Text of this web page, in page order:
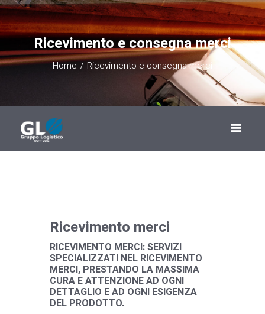
Ricevimento e consegna merci
Home Ricevimento e consegna merci
Ricevimento merci
RICEVIMENTO MERCI: SERVIZI
SPECIALIZZATI NEL RICEVIMENTO
MERCI, PRESTANDO LA MASSIMA
CURA E ATTENZIONE AD OGNI
DETTAGLIO E AD OGNI ESIGENZA
DEL PRODOTTO.